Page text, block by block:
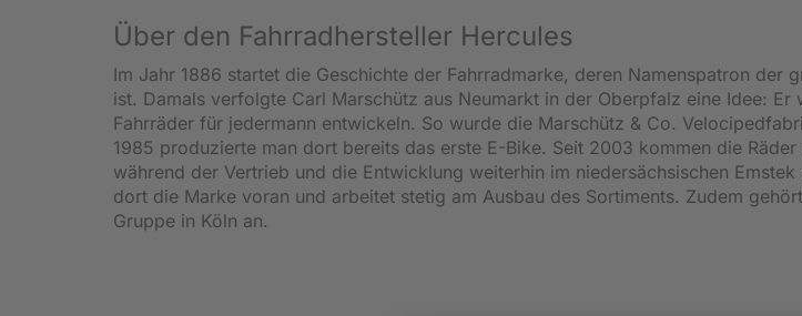
Über den Fahrradhersteller Hercules
Im Jahr 1886 startet die Geschichte der Fahrradmarke, deren Namenspatron der
ist. Damals verfolgte Carl Marschütz aus Neumarkt in der Oberpfalz eine Idee:
Fahrräder für jedermann entwickeln. So wurde die Marschütz & Co.
1985 produzierte man dort bereits das erste E-Bike. Seit 2003 kommen die Räder
während der Vertrieb und die Entwicklung weiterhin im niedersächsischen
dort die Marke voran und arbeitet stetig am Ausbau des Sortiments. Zudem
Gruppe in Köln an.